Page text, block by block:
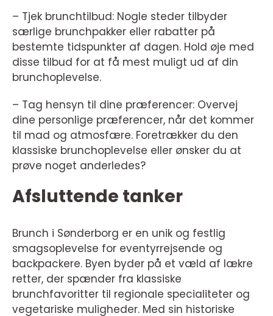
– Tjek brunchtilbud: Nogle steder tilbyder
særlige brunchpakker eller rabatter på
bestemte tidspunkter af dagen. Hold øje med
disse tilbud for at få mest muligt ud af din
brunchoplevelse.
– Tag hensyn til dine præferencer: Overvej
dine personlige præferencer, når det kommer
til mad og atmosfære. Foretrækker du den
klassiske brunchoplevelse eller ønsker du at
prøve noget anderledes?
Afsluttende tanker
Brunch i Sønderborg er en unik og festlig
smagsoplevelse for eventyrrejsende og
backpackere. Byen byder på et væld af lækre
retter, der spænder fra klassiske
brunchfavoritter til regionale specialiteter og
vegetariske muligheder. Med sin historiske